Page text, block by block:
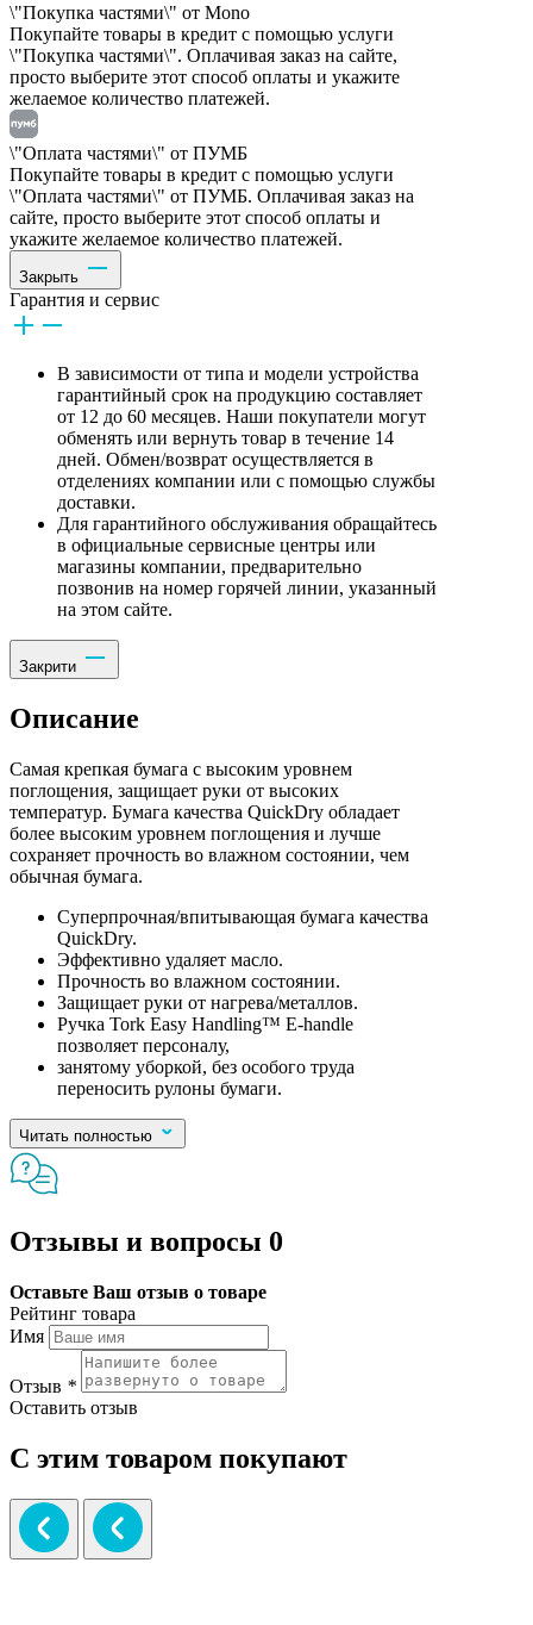
\"Покупка частями\" от Mono
Покупайте товары в кредит с помощью услуги
\"Покупка частями\". Оплачивая заказ на сайте,
просто выберите этот способ оплаты и укажите
желаемое количество платежей.
\"Оплата частями\" от ПУМБ
Покупайте товары в кредит с помощью услуги
\"Оплата частями\" от ПУМБ. Оплачивая заказ на
сайте, просто выберите этот способ оплаты и
укажите желаемое количество платежей.
Закрыть
Гарантия и сервис
В зависимости от типа и модели устройства
гарантийный срок на продукцию составляет
от 12 до 60 месяцев. Наши покупатели могут
обменять или вернуть товар в течение 14
дней. Обмен/возврат осуществляется в
отделениях компании или с помощью службы
доставки.
Для гарантийного обслуживания обращайтесь
в официальные сервисные центры или
магазины компании, предварительно
позвонив на номер горячей линии, указанный
на этом сайте.
Закрити
Описание
Самая крепкая бумага с высоким уровнем
поглощения, защищает руки от высоких
температур. Бумага качества QuickDry обладает
более высоким уровнем поглощения и лучше
сохраняет прочность во влажном состоянии, чем
обычная бумага.
Суперпрочная/впитывающая бумага качества
QuickDry.
Эффективно удаляет масло.
Прочность во влажном состоянии.
Защищает руки от нагрева/металлов.
Ручка Tork Easy Handling™ E-handle
позволяет персоналу,
занятому уборкой, без особого труда
переносить рулоны бумаги.
Читать полностью
Отзывы и вопросы 0
Оставьте Ваш отзыв о товаре
Рейтинг товара
Имя
Отзыв *
Оставить отзыв
С этим товаром покупают